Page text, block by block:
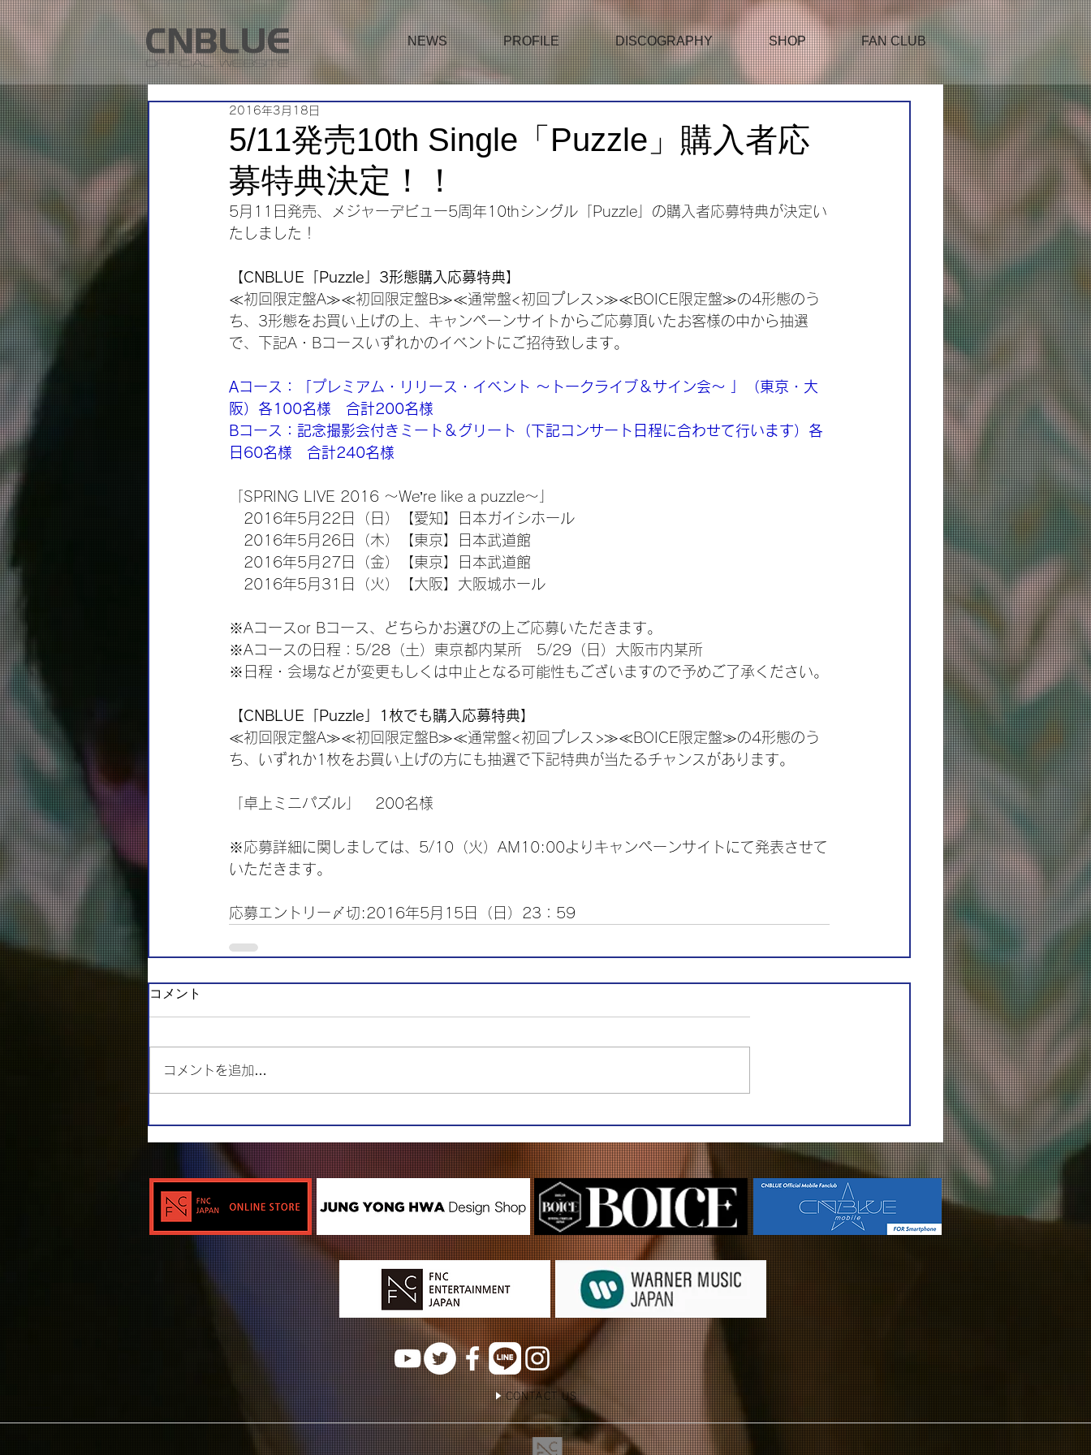
NEWS PROFILE DISCOGRAPHY SHOP FAN CLUB
5/11発売10th Single「Puzzle」購入者応
募特典決定！！
2016年3月18日
5月11日発売、メジャーデビュー5周年10thシングル「Puzzle」の購入者応募特典が決定い
たしました！
【CNBLUE「Puzzle」3形態購入応募特典】
≪初回限定盤A≫≪初回限定盤B≫≪通常盤<初回プレス>≫≪BOICE限定盤≫の4形態のう
ち、3形態をお買い上げの上、キャンペーンサイトからご応募頂いたお客様の中から抽選
で、下記A・Bコースいずれかのイベントにご招待致します。
Aコース：「プレミアム・リリース・イベント ～トークライブ＆サイン会～ 」（東京・大
阪）各100名様　合計200名様
Bコース：記念撮影会付きミート＆グリート（下記コンサート日程に合わせて行います）各
日60名様　合計240名様
「SPRING LIVE 2016 ～We’re like a puzzle～」
2016年5月22日（日）【愛知】日本ガイシホール
2016年5月26日（木）【東京】日本武道館
2016年5月27日（金）【東京】日本武道館
2016年5月31日（火）【大阪】大阪城ホール
※Aコースor Bコース、どちらかお選びの上ご応募いただきます。
※Aコースの日程：5/28（土）東京都内某所　5/29（日）大阪市内某所
※日程・会場などが変更もしくは中止となる可能性もございますので予めご了承ください。
【CNBLUE「Puzzle」1枚でも購入応募特典】
≪初回限定盤A≫≪初回限定盤B≫≪通常盤<初回プレス>≫≪BOICE限定盤≫の4形態のう
ち、いずれか1枚をお買い上げの方にも抽選で下記特典が当たるチャンスがあります。
「卓上ミニパズル」　200名様
※応募詳細に関しましては、5/10（火）AM10:00よりキャンペーンサイトにて発表させて
いただきます。
応募エントリー〆切:2016年5月15日（日）23：59
コメント
コメントを追加…
CONTACT US